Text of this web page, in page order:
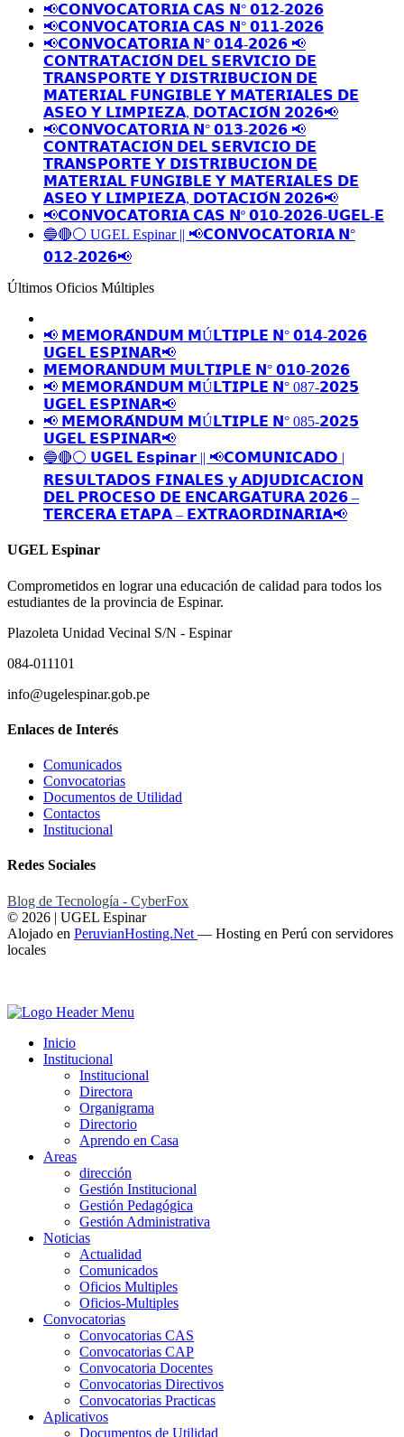
📢𝗖𝗢𝗡𝗩𝗢𝗖𝗔𝗧𝗢𝗥𝗜𝗔 𝗖𝗔𝗦 𝗡° 𝟬𝟭𝟮-𝟮𝟬𝟮𝟲
📢𝗖𝗢𝗡𝗩𝗢𝗖𝗔𝗧𝗢𝗥𝗜𝗔 𝗖𝗔𝗦 𝗡° 𝟬𝟭𝟭-𝟮𝟬𝟮𝟲
📢𝗖𝗢𝗡𝗩𝗢𝗖𝗔𝗧𝗢𝗥𝗜𝗔 𝗡° 𝟬𝟭𝟰-𝟮𝟬𝟮𝟲 📢
𝗖𝗢𝗡𝗧𝗥𝗔𝗧𝗔𝗖𝗜𝗢́𝗡 𝗗𝗘𝗟 𝗦𝗘𝗥𝗩𝗜𝗖𝗜𝗢 𝗗𝗘
𝗧𝗥𝗔𝗡𝗦𝗣𝗢𝗥𝗧𝗘 𝗬 𝗗𝗜𝗦𝗧𝗥𝗜𝗕𝗨𝗖𝗜𝗢𝗡 𝗗𝗘
𝗠𝗔𝗧𝗘𝗥𝗜𝗔𝗟 𝗙𝗨𝗡𝗚𝗜𝗕𝗟𝗘 𝗬 𝗠𝗔𝗧𝗘𝗥𝗜𝗔𝗟𝗘𝗦 𝗗𝗘
𝗔𝗦𝗘𝗢 𝗬 𝗟𝗜𝗠𝗣𝗜𝗘𝗭𝗔, 𝗗𝗢𝗧𝗔𝗖𝗜𝗢́𝗡 𝟮𝟬𝟮𝟲📢
📢𝗖𝗢𝗡𝗩𝗢𝗖𝗔𝗧𝗢𝗥𝗜𝗔 𝗡° 𝟬𝟭𝟯-𝟮𝟬𝟮𝟲 📢
𝗖𝗢𝗡𝗧𝗥𝗔𝗧𝗔𝗖𝗜𝗢́𝗡 𝗗𝗘𝗟 𝗦𝗘𝗥𝗩𝗜𝗖𝗜𝗢 𝗗𝗘
𝗧𝗥𝗔𝗡𝗦𝗣𝗢𝗥𝗧𝗘 𝗬 𝗗𝗜𝗦𝗧𝗥𝗜𝗕𝗨𝗖𝗜𝗢𝗡 𝗗𝗘
𝗠𝗔𝗧𝗘𝗥𝗜𝗔𝗟 𝗙𝗨𝗡𝗚𝗜𝗕𝗟𝗘 𝗬 𝗠𝗔𝗧𝗘𝗥𝗜𝗔𝗟𝗘𝗦 𝗗𝗘
𝗔𝗦𝗘𝗢 𝗬 𝗟𝗜𝗠𝗣𝗜𝗘𝗭𝗔, 𝗗𝗢𝗧𝗔𝗖𝗜𝗢́𝗡 𝟮𝟬𝟮𝟲📢
📢𝗖𝗢𝗡𝗩𝗢𝗖𝗔𝗧𝗢𝗥𝗜𝗔 𝗖𝗔𝗦 𝗡º 𝟬𝟭𝟬-𝟮𝟬𝟮𝟲-𝗨𝗚𝗘𝗟-𝗘
🔵🔴⚪️ UGEL Espinar || 📢𝗖𝗢𝗡𝗩𝗢𝗖𝗔𝗧𝗢𝗥𝗜𝗔 𝗡°
𝟬𝟭𝟮-𝟮𝟬𝟮𝟲📢
Últimos Oficios Múltiples
📢 𝗠𝗘𝗠𝗢𝗥𝗔́𝗡𝗗𝗨𝗠 𝗠Ú𝗟𝗧𝗜𝗣𝗟𝗘 𝗡° 𝟬𝟭𝟰-𝟮𝟬𝟮𝟲
𝗨𝗚𝗘𝗟 𝗘𝗦𝗣𝗜𝗡𝗔𝗥📢
𝗠𝗘𝗠𝗢𝗥𝗔𝗡𝗗𝗨𝗠 𝗠𝗨𝗟𝗧𝗜𝗣𝗟𝗘 𝗡° 𝟬𝟭𝟬-𝟮𝟬𝟮𝟲
📢 𝗠𝗘𝗠𝗢𝗥𝗔́𝗡𝗗𝗨𝗠 𝗠Ú𝗟𝗧𝗜𝗣𝗟𝗘 𝗡° 087-𝟮𝟬𝟮𝟱
𝗨𝗚𝗘𝗟 𝗘𝗦𝗣𝗜𝗡𝗔𝗥📢
📢 𝗠𝗘𝗠𝗢𝗥𝗔́𝗡𝗗𝗨𝗠 𝗠Ú𝗟𝗧𝗜𝗣𝗟𝗘 𝗡° 085-𝟮𝟬𝟮𝟱
𝗨𝗚𝗘𝗟 𝗘𝗦𝗣𝗜𝗡𝗔𝗥📢
🔵🔴⚪️ 𝗨𝗚𝗘𝗟 𝗘𝘀𝗽𝗶𝗻𝗮𝗿 || 📢𝗖𝗢𝗠𝗨𝗡𝗜𝗖𝗔𝗗𝗢 |
𝗥𝗘𝗦𝗨𝗟𝗧𝗔𝗗𝗢𝗦 𝗙𝗜𝗡𝗔𝗟𝗘𝗦 𝘆 𝗔𝗗𝗝𝗨𝗗𝗜𝗖𝗔𝗖𝗜𝗢𝗡
𝗗𝗘𝗟 𝗣𝗥𝗢𝗖𝗘𝗦𝗢 𝗗𝗘 𝗘𝗡𝗖𝗔𝗥𝗚𝗔𝗧𝗨𝗥𝗔 𝟮𝟬𝟮𝟲 –
𝗧𝗘𝗥𝗖𝗘𝗥𝗔 𝗘𝗧𝗔𝗣𝗔 – 𝗘𝗫𝗧𝗥𝗔𝗢𝗥𝗗𝗜𝗡𝗔𝗥𝗜𝗔📢
UGEL Espinar
Comprometidos en lograr una educación de calidad para todos los
estudiantes de la provincia de Espinar.
Plazoleta Unidad Vecinal S/N - Espinar
084-011101
info@ugelespinar.gob.pe
Enlaces de Interés
Comunicados
Convocatorias
Documentos de Utilidad
Contactos
Institucional
Redes Sociales
Blog de Tecnología - CyberFox
© 2026 | UGEL Espinar
Alojado en PeruvianHosting.Net — Hosting en Perú con servidores
locales
Inicio
Institucional
Institucional
Directora
Organigrama
Directorio
Aprendo en Casa
Areas
dirección
Gestión Institucional
Gestión Pedagógica
Gestión Administrativa
Noticias
Actualidad
Comunicados
Oficios Multiples
Oficios-Multiples
Convocatorias
Convocatorias CAS
Convocatorias CAP
Convocatoria Docentes
Convocatorias Directivos
Convocatorias Practicas
Aplicativos
Documentos de Utilidad